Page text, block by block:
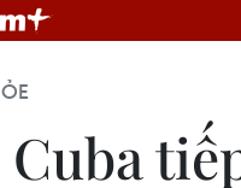
Cuba